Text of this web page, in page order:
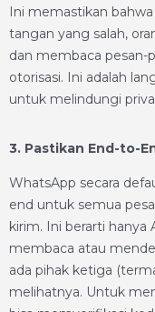
Ini memastikan
tangan yang salah,
dan membaca pesan-
otorisasi. Ini adalah
untuk melindungi
3. Pastikan End-to-
WhatsApp secara
end untuk semua
kirim. Ini berarti hanya
membaca atau
ada pihak ketiga
melihatnya. Untuk